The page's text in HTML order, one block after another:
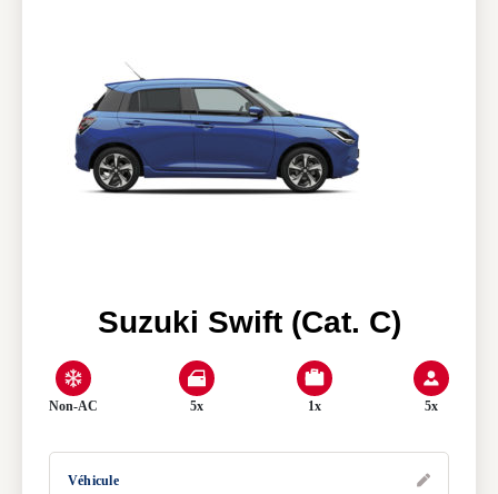
Suzuki Swift (Cat. C)
Non-AC 5x 1x 5x
Véhicule